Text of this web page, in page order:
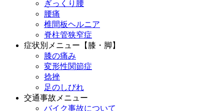
ぎっくり腰
腰痛
椎間板ヘルニア
脊柱管狭窄症
症状別メニュー【膝・脚】
膝の痛み
変形性関節症
捻挫
足のしびれ
交通事故メニュー
バイク事故について